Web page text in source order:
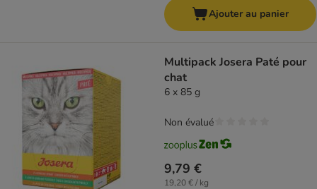
Ajouter au panier
Multipack Josera Paté pour
chat
6 x 85 g
9,79 €
19,20 € / kg
Non évalué